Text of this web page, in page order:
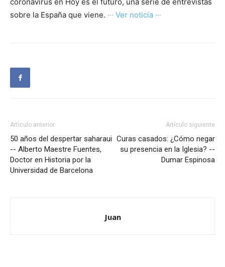
coronavirus en Hoy es el futuro, una serie de entrevistas
sobre la España que viene. ··· Ver noticia ···
Artículo anterior
50 años del despertar saharaui
-- Alberto Maestre Fuentes,
Doctor en Historia por la
Universidad de Barcelona
Artículo siguiente
Curas casados: ¿Cómo negar
su presencia en la Iglesia? --
Dumar Espinosa
Juan